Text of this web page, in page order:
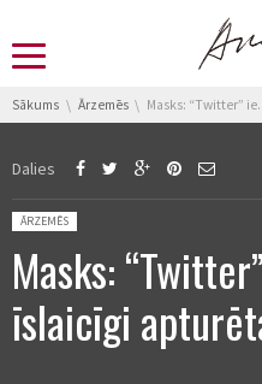
You are here:
Sākums Ārzemēs Masks: “Twitter” iegāde ir īslaicīgi apturēta
Dalies
Posted in:
ĀRZEMĒS
Masks:
īslaicīgi